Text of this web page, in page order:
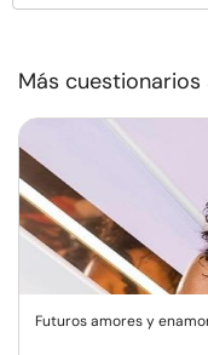
Más
Futuros amores y